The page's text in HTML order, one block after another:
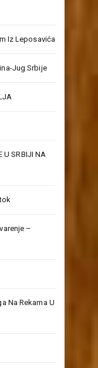
Iz Leposavića
Jug Srbije
U SRBIJI NA
–
Na Rekama U